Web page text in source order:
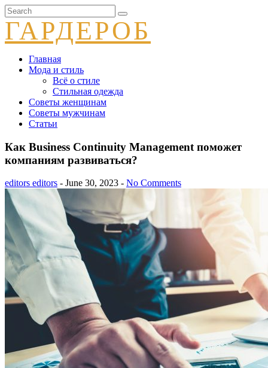
ГАРДЕРОБ
Главная
Мода и стиль
Всё о стиле
Стильная одежда
Советы женщинам
Советы мужчинам
Статьи
Как Business Continuity Management поможет
компаниям развиваться?
editors editors - June 30, 2023 - No Comments